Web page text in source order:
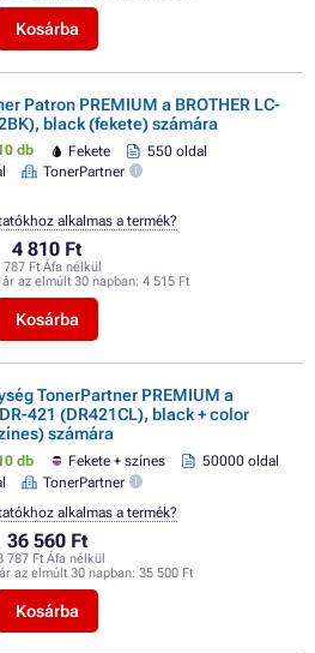
Kosárba
Patron PREMIUM a BROTHER LC-
black (fekete) számára
db Fekete
550 oldal
TonerPartner
4 810 Ft
787 Ft Áfa nélkül
az elmúlt 30 napban: 4 515 Ft
Kosárba
alkalmas a termék?
TonerPartner PREMIUM a
DR-421 (DR421CL), black + color
számára
db Fekete + színes
50000 oldal
TonerPartner
36 560 Ft
787 Ft Áfa nélkül
az elmúlt 30 napban: 35 500 Ft
Kosárba
alkalmas a termék?